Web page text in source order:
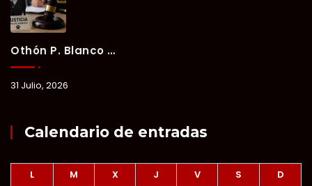
Othón P. Blanco Refrenda Su Compromiso Contra El Maltrato Animal: Vinculan A Proceso A Presunto Responsable Tras Denuncia Del Ayuntamiento.
31 Julio, 2026
Calendario de entradas
L M X J V S
D